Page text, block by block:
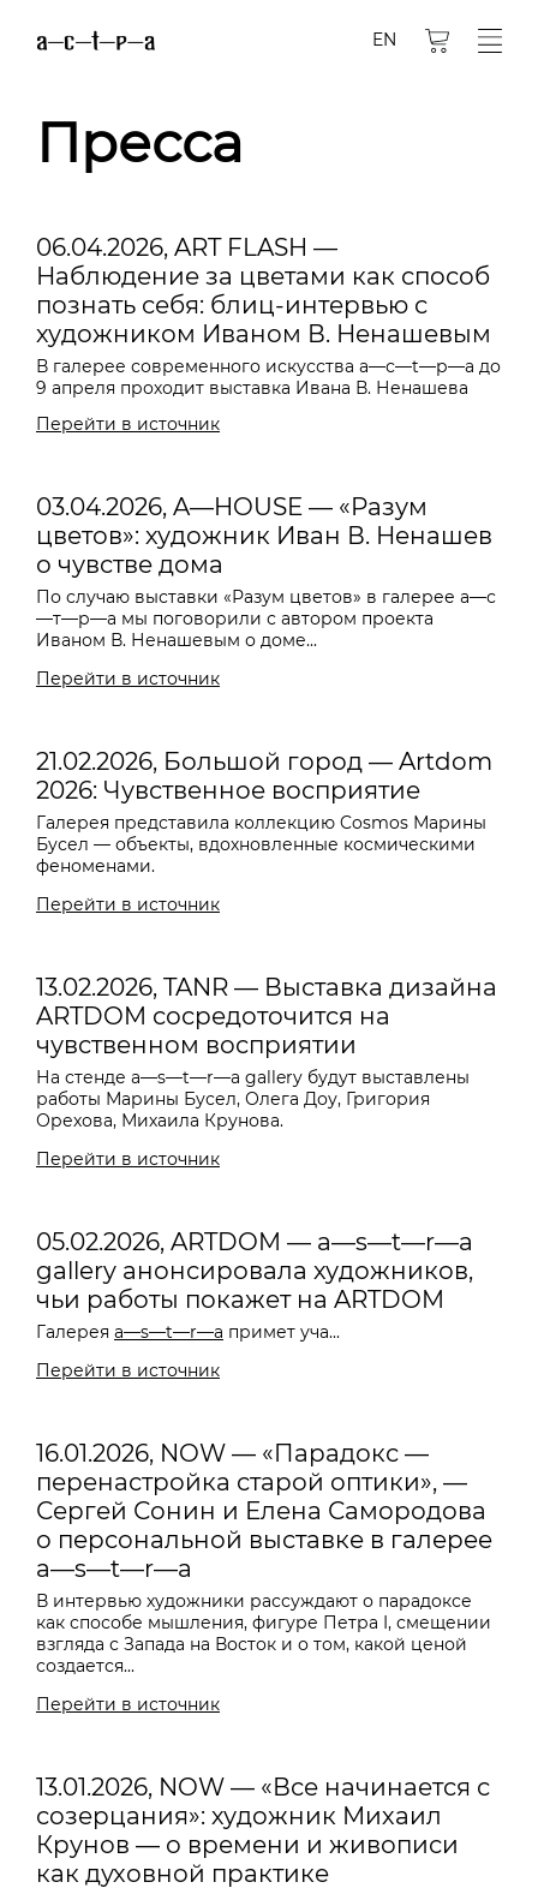
EN
Пресса
06.04.2026, ART FLASH —
Наблюдение за цветами как способ
познать себя: блиц-интервью с
художником Иваном В. Ненашевым
В галерее современного искусства a—с—t—р—а до
9 апреля проходит выставка Ивана В. Ненашева
Перейти в источник
03.04.2026, A—HOUSE — «Разум
цветов»: художник Иван В. Ненашев
о чувстве дома
По случаю выставки «Разум цветов» в галерее a—с
—т—р—a мы поговорили с автором проекта
Иваном В. Ненашевым о доме...
Перейти в источник
21.02.2026, Большой город — Artdom
2026: Чувственное восприятие
Галерея представила коллекцию Cosmos Марины
Бусел — объекты, вдохновленные космическими
феноменами.
Перейти в источник
13.02.2026, TANR — Выставка дизайна
ARTDOM сосредоточится на
чувственном восприятии
На стенде a—s—t—r—a gallery будут выставлены
работы Марины Бусел, Олега Доу, Григория
Орехова, Михаила Крунова.
Перейти в источник
05.02.2026, ARTDOM — a—s—t—r—a
gallery анонсировала художников,
чьи работы покажет на ARTDOM
Галерея a—s—t—r—a примет уча...
Перейти в источник
16.01.2026, NOW — «Парадокс —
перенастройка старой оптики», —
Сергей Сонин и Елена Самородова
о персональной выставке в галерее
a—s—t—r—a
В интервью художники рассуждают о парадоксе
как способе мышления, фигуре Петра I, смещении
взгляда с Запада на Восток и о том, какой ценой
создается...
Перейти в источник
13.01.2026, NOW — «Все начинается с
созерцания»: художник Михаил
Крунов — о времени и живописи
как духовной практике